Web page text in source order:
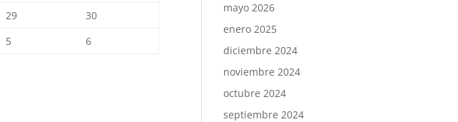
29
30
5 6
mayo 2026
enero 2025
diciembre 2024
noviembre 2024
octubre 2024
septiembre 2024